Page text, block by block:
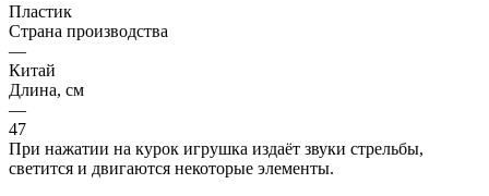
Пластик
Страна производства
—
Китай
Длина, см
—
47
При нажатии на курок игрушка издаёт звуки стрельбы,
светится и двигаются некоторые элементы.